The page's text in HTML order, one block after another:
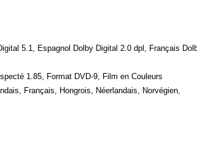
5.1, Espagnol Dolby Digital 2.0 dpl, Français
1.85, Format DVD-9, Film en Couleurs
Français, Hongrois, Néerlandais, Norvégien,